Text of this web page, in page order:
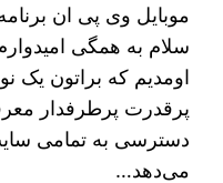
موبایل وی پی ان
سلام به همگی
اومدیم که براتون یک
پرقدرت پرطرفدار
دسترسی به تمامی
می‌دهد…